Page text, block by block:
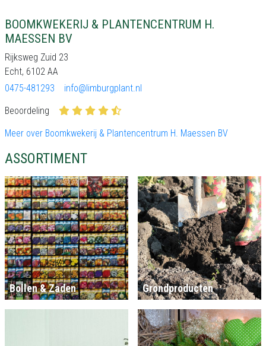
BOOMKWEKERIJ & PLANTENCENTRUM H.
MAESSEN BV
Rijksweg Zuid 23
Echt, 6102 AA
0475-481293
info@limburgplant.nl
Beoordeling
Meer over Boomkwekerij & Plantencentrum H. Maessen BV
ASSORTIMENT
Bollen & Zaden Grondproducten